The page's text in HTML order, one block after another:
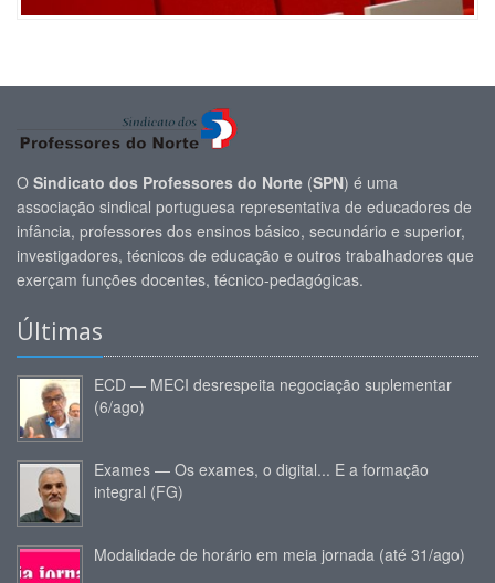
O Sindicato dos Professores do Norte (SPN) é uma
associação sindical portuguesa representativa de educadores de
infância, professores dos ensinos básico, secundário e superior,
investigadores, técnicos de educação e outros trabalhadores que
exerçam funções docentes, técnico-pedagógicas.
Últimas
ECD — MECI desrespeita negociação suplementar
(6/ago)
Exames — Os exames, o digital... E a formação
integral (FG)
Modalidade de horário em meia jornada (até 31/ago)